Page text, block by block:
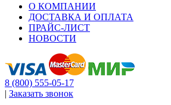
О КОМПАНИИ
ДОСТАВКА И ОПЛАТА
ПРАЙС-ЛИСТ
НОВОСТИ
8 (800) 555-05-17
| Заказать звонок